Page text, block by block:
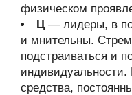
физическом
Ц— лидеры, в
и мнительны.
подстраиваться и
индивидуальности.
средства,